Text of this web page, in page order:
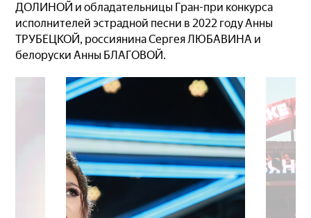
ДОЛИНОЙ и обладательницы Гран-при конкурса
исполнителей эстрадной песни в 2022 году Анны
ТРУБЕЦКОЙ, россиянина Сергея ЛЮБАВИНА и
белоруски Анны БЛАГОВОЙ.